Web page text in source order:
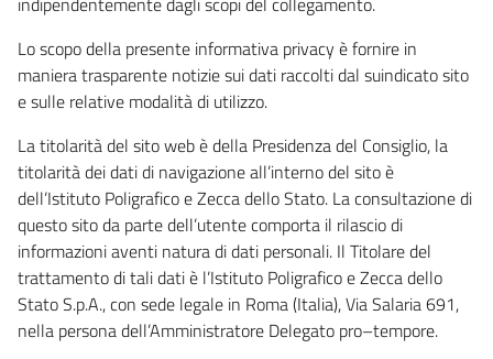
Lo scopo della presente informativa privacy è fornire in
maniera trasparente notizie sui dati raccolti dal suindicato sito
e sulle relative modalità di utilizzo.
La titolarità del sito web è della Presidenza del Consiglio, la
titolarità dei dati di navigazione all’interno del sito è
dell’Istituto Poligrafico e Zecca dello Stato. La consultazione di
questo sito da parte dell’utente comporta il rilascio di
informazioni aventi natura di dati personali. Il Titolare del
trattamento di tali dati è l’Istituto Poligrafico e Zecca dello
Stato S.p.A., con sede legale in Roma (Italia), Via Salaria 691,
nella persona dell’Amministratore Delegato pro–tempore.